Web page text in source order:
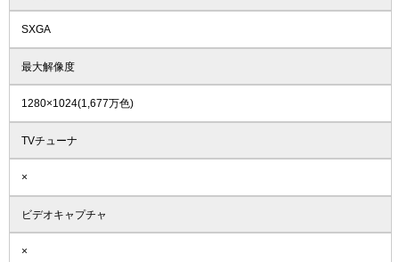
SXGA
最大解像度
1280×1024(1,677万色)
TVチューナ
×
ビデオキャプチャ
×